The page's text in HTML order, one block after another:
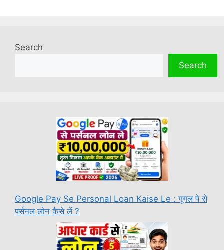
Search
Search
Google Pay Se Personal Loan Kaise Le : गूगल पे से
पर्सनल लोन कैसे लें ?